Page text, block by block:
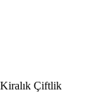
Çiftlik